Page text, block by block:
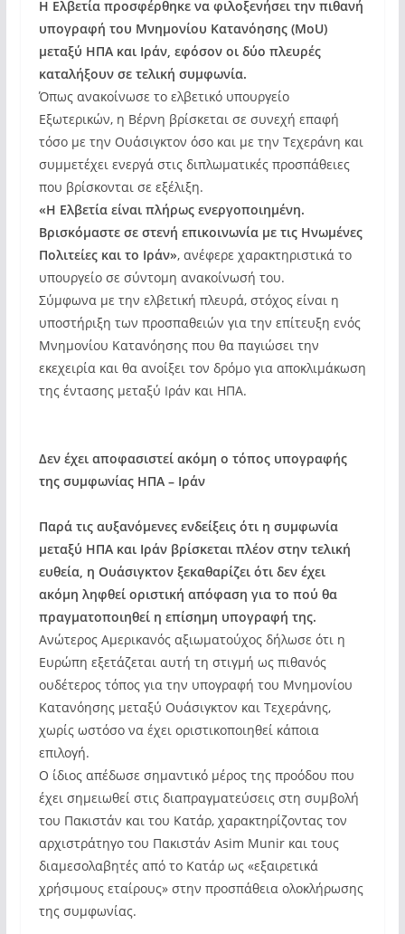
Η Ελβετία προσφέρθηκε να φιλοξενήσει την πιθανή
υπογραφή του Μνημονίου Κατανόησης (MoU)
μεταξύ ΗΠΑ και Ιράν, εφόσον οι δύο πλευρές
καταλήξουν σε τελική συμφωνία.
Όπως ανακοίνωσε το ελβετικό υπουργείο
Εξωτερικών, η Βέρνη βρίσκεται σε συνεχή επαφή
τόσο με την Ουάσιγκτον όσο και με την Τεχεράνη και
συμμετέχει ενεργά στις διπλωματικές προσπάθειες
που βρίσκονται σε εξέλιξη.
«Η Ελβετία είναι πλήρως ενεργοποιημένη.
Βρισκόμαστε σε στενή επικοινωνία με τις Ηνωμένες
Πολιτείες και το Ιράν», ανέφερε χαρακτηριστικά το
υπουργείο σε σύντομη ανακοίνωσή του.
Σύμφωνα με την ελβετική πλευρά, στόχος είναι η
υποστήριξη των προσπαθειών για την επίτευξη ενός
Μνημονίου Κατανόησης που θα παγιώσει την
εκεχειρία και θα ανοίξει τον δρόμο για αποκλιμάκωση
της έντασης μεταξύ Ιράν και ΗΠΑ.
Δεν έχει αποφασιστεί ακόμη ο τόπος υπογραφής
της συμφωνίας ΗΠΑ – Ιράν
Παρά τις αυξανόμενες ενδείξεις ότι η συμφωνία
μεταξύ ΗΠΑ και Ιράν βρίσκεται πλέον στην τελική
ευθεία, η Ουάσιγκτον ξεκαθαρίζει ότι δεν έχει
ακόμη ληφθεί οριστική απόφαση για το πού θα
πραγματοποιηθεί η επίσημη υπογραφή της.
Ανώτερος Αμερικανός αξιωματούχος δήλωσε ότι η
Ευρώπη εξετάζεται αυτή τη στιγμή ως πιθανός
ουδέτερος τόπος για την υπογραφή του Μνημονίου
Κατανόησης μεταξύ Ουάσιγκτον και Τεχεράνης,
χωρίς ωστόσο να έχει οριστικοποιηθεί κάποια
επιλογή.
Ο ίδιος απέδωσε σημαντικό μέρος της προόδου που
έχει σημειωθεί στις διαπραγματεύσεις στη συμβολή
του Πακιστάν και του Κατάρ, χαρακτηρίζοντας τον
αρχιστράτηγο του Πακιστάν Asim Munir και τους
διαμεσολαβητές από το Κατάρ ως «εξαιρετικά
χρήσιμους εταίρους» στην προσπάθεια ολοκλήρωσης
της συμφωνίας.